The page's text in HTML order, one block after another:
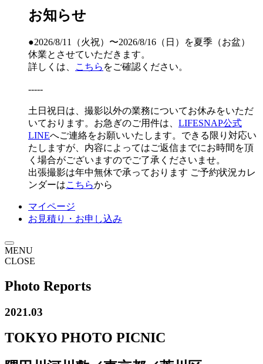
お知らせ
●2026/8/11（火祝）〜2026/8/16（日）を夏季（お盆）
休業とさせていただきます。
詳しくは、
こちら をご確認ください。
-----
土日祝日は、撮影以外の業務についてお休みをいただ
いております。お急ぎのご用件は、 LIFESNAP公式
LINEへご連絡をお願いいたします。できる限り対応い
たしますが、内容によってはご返信までにお時間を頂
く場合がございますのでご了承くださいませ。
出張撮影は年中無休で承っております ご予約状況カレ
ンダーはこちらから
マイページ
お見積り・お申し込み
MENU
CLOSE
Photo Reports
2021.03
TOKYO PHOTO PICNIC